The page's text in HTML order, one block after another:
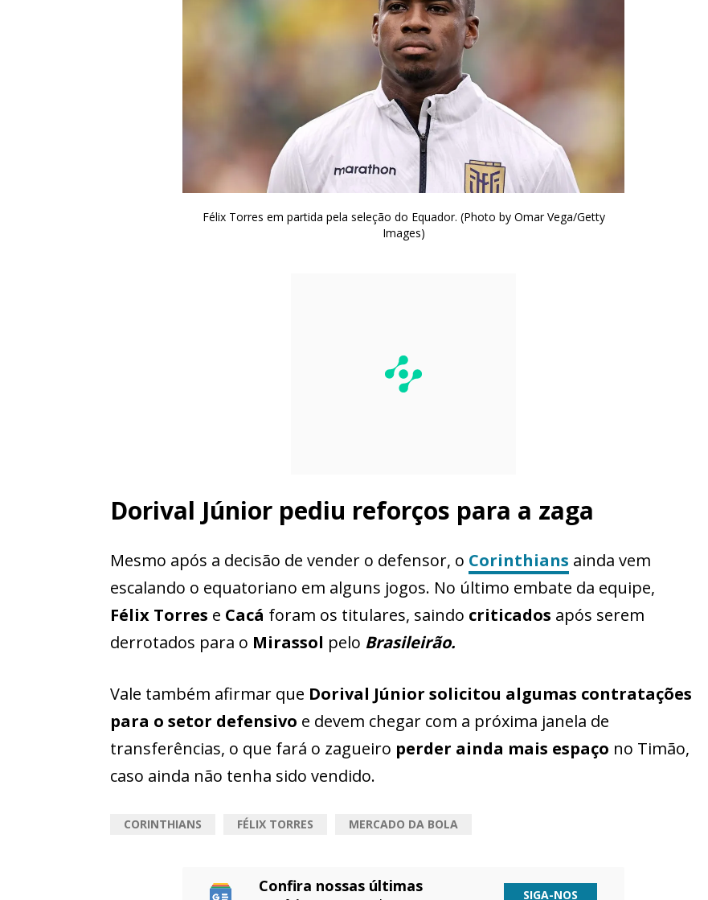
Félix Torres em partida pela seleção do Equador. (Photo by Omar Vega/Getty
Images)
Dorival Júnior pediu reforços para a zaga
Mesmo após a decisão de vender o defensor, o Corinthians ainda vem
escalando o equatoriano em alguns jogos. No último embate da equipe,
Félix Torres e Cacá foram os titulares, saindo criticados após serem
derrotados para o Mirassol pelo Brasileirão.
Vale também afirmar que Dorival Júnior solicitou algumas contratações
para o setor defensivo e devem chegar com a próxima janela de
transferências, o que fará o zagueiro perder ainda mais espaço no Timão,
caso ainda não tenha sido vendido.
CORINTHIANS FÉLIX TORRES MERCADO DA BOLA
Confira nossas últimas
SIGA-NOS